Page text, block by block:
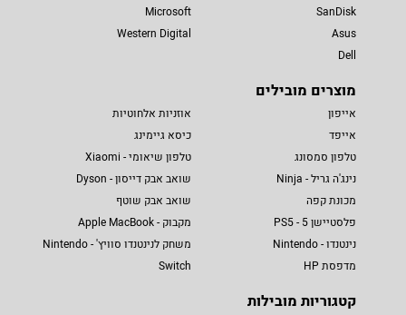
SanDisk
Asus
Dell
Microsoft
Western Digital
מוצרים מובילים
אייפון
אייפד
טלפון סמסונג
נינג'ה גריל - Ninja
מכונת קפה
פלסטיישן 5 - PS5
נינטנדו - Nintendo
מדפסת HP
אוזניות אלחוטיות
כיסא גיימינג
טלפון שיאומי - Xiaomi
שואב אבק דייסון - Dyson
שואב אבק שוטף
מקבוק - Apple MacBook
משחק לנינטנדו סוויץ' - Nintendo
Switch
קטגוריות מובילות